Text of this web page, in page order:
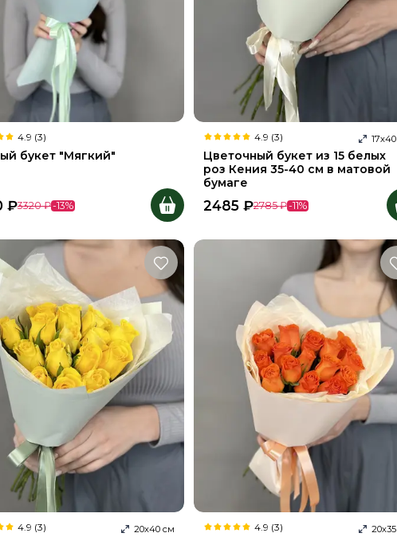
4.9 (3)
букет "Мягкий"
₽3320 ₽-13%
4.9 (3) 17х40
Цветочный букет из 15 белых
роз Кения 35-40 см в матовой
бумаге
2485 ₽2785 ₽-11%
4.9 (3) 20х40см 4.9 (3) 20х35